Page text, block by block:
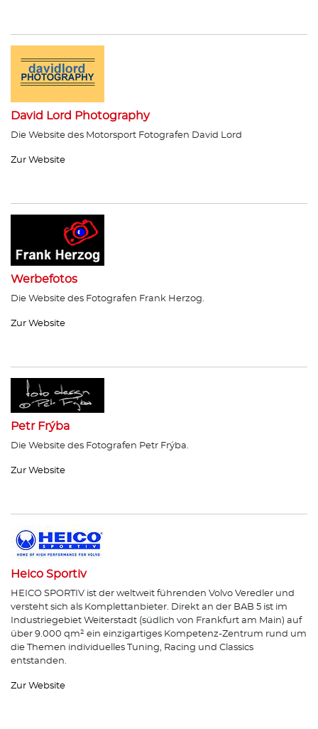
David Lord Photography
Die Website des Motorsport Fotografen David Lord
Zur Website
Werbefotos
Die Website des Fotografen Frank Herzog.
Zur Website
Petr Frýba
Die Website des Fotografen Petr Frýba.
Zur Website
Heico Sportiv
HEICO SPORTIV ist der weltweit führenden Volvo Veredler und
versteht sich als Komplettanbieter. Direkt an der BAB 5 ist im
Industriegebiet Weiterstadt (südlich von Frankfurt am Main) auf
über 9.000 qm² ein einzigartiges Kompetenz-Zentrum rund um
die Themen individuelles Tuning, Racing und Classics
entstanden.
Zur Website